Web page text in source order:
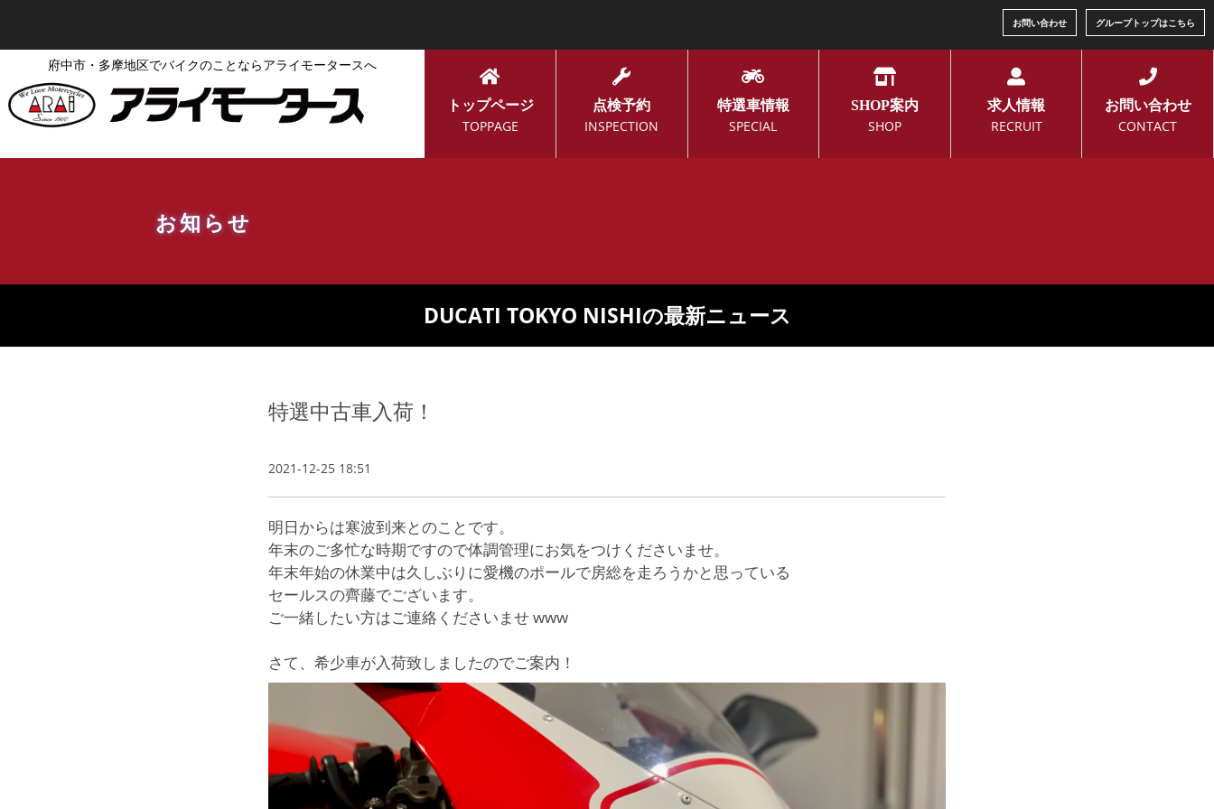
お問い合わせ グループトップはこちら
府中市・多摩地区でバイクのことならアライモータースへ
トップページ
TOPPAGE
点検予約
INSPECTION
特選車情報
SPECIAL
SHOP案内
SHOP
求人情報
RECRUIT
お問い合わせ
CONTACT
お知らせ
DUCATI TOKYO NISHIの最新ニュース
特選中古車入荷！
2021-12-25 18:51
明日からは寒波到来とのことです。
年末のご多忙な時期ですので体調管理にお気をつけくださいませ。
年末年始の休業中は久しぶりに愛機のポールで房総を走ろうかと思っている
セールスの齊藤でございます。
ご一緒したい方はご連絡くださいませ www
さて、希少車が入荷致しましたのでご案内！